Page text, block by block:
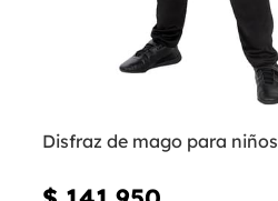
Disfraz de mago para niños